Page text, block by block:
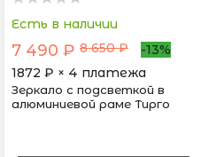
Есть в наличии
7 490 ₽ 8 650 ₽
-13%
1872 ₽ × 4 платежа
Зеркало с подсветкой в
алюминиевой раме Тирго